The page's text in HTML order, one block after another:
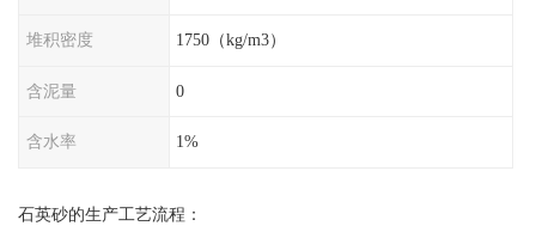
堆积密度 1750（kg/m3）
含泥量 0
含水率 1%
石英砂的生产工艺流程：